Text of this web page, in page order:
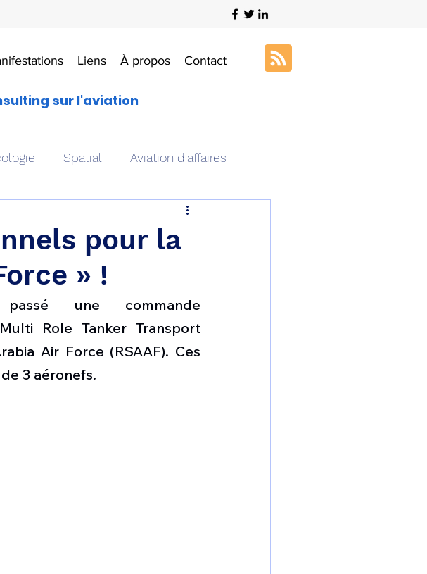
Liens À propos Contact
sur l'aviation
Spatial Aviation d'affaires
Art & Aviation
Formation aéronautique
Drones Composante ESPACE
Salon Aéronautique de Dubaï 25
pour la
» !
une commande
Role Tanker Transport
Air Force (RSAAF). Ces
3 aéronefs.